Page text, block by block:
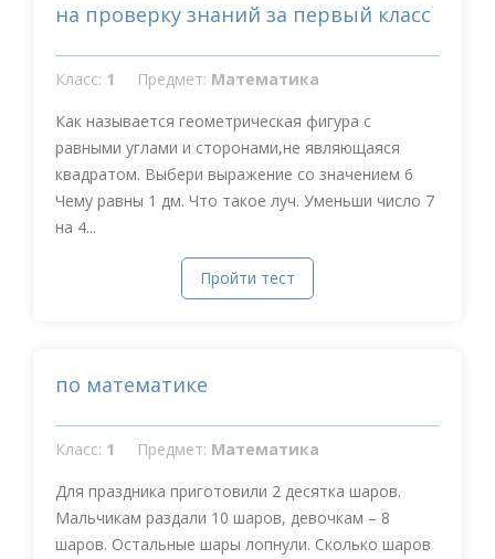
на проверку знаний за первый класс
Класс: 1 Предмет: Математика
Как называется геометрическая фигура с
равными углами и сторонами,не являющаяся
квадратом. Выбери выражение со значением 6
Чему равны 1 дм. Что такое луч. Уменьши число 7
на 4...
Пройти тест
по математике
Класс: 1 Предмет: Математика
Для праздника приготовили 2 десятка шаров.
Мальчикам раздали 10 шаров, девочкам – 8
шаров. Остальные шары лопнули. Сколько шаров